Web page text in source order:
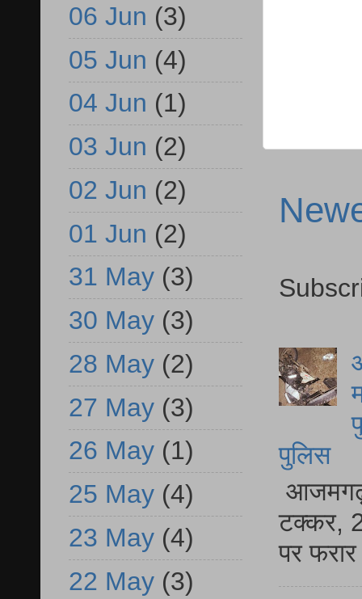
पुलिस
आजमगढ़
टक्कर,
पर
06 Jun (3)
05 Jun (4)
04 Jun (1)
03 Jun (2)
02 Jun (2)
01 Jun (2)
31 May (3)
30 May (3)
28 May (2)
27 May (3)
26 May (1)
25 May (4)
23 May (4)
22 May (3)